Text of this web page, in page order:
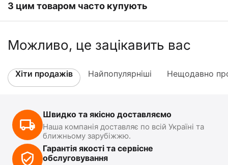
З цим товаром часто купують
Можливо, це зацікавить вас
Хіти продажів Найпопулярніші Нещодавно
Швидко та якісно доставляємо
Наша компанія доставляє по всій Україні та
ближньому зарубіжжю.
Гарантія якості та сервісне
обслуговування